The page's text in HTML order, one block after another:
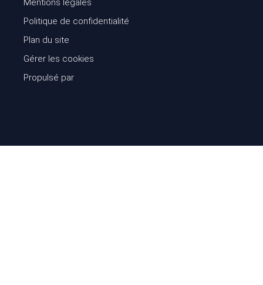
Mentions légales
Politique de confidentialité
Plan du site
Gérer les cookies
Propulsé par